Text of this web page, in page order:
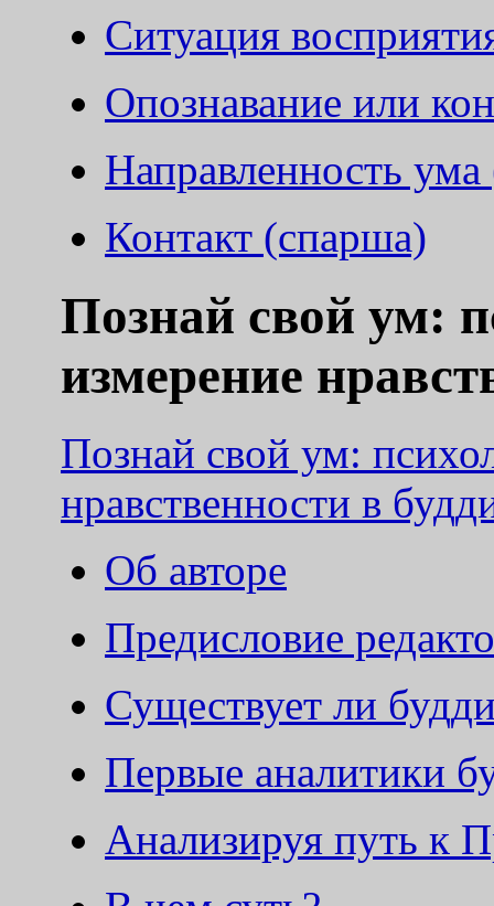
Ситуация
Опознавание или
Направленность ума
Контакт (спарша)
Познай свой ум:
измерение
Познай свой ум:
нравственности в
Об авторе
Предисловие
Существует ли
Первые аналитики
Анализируя путь к